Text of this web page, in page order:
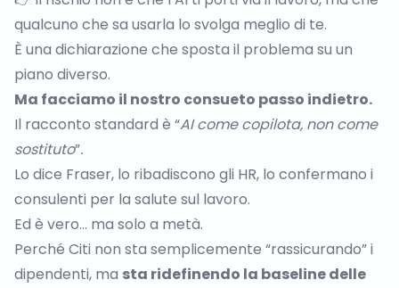
qualcuno che sa usarla lo svolga meglio di te.
È una dichiarazione che sposta il problema su un
piano diverso.
Ma facciamo il nostro consueto passo indietro.
Il racconto standard è “AI come copilota, non come
sostituto”.
Lo dice Fraser, lo ribadiscono gli HR, lo confermano i
consulenti per la salute sul lavoro.
Ed è vero… ma solo a metà.
Perché Citi non sta semplicemente “rassicurando” i
dipendenti, ma sta ridefinendo la baseline delle